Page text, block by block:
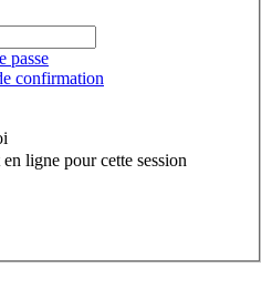
passe
confirmation
ligne pour cette session